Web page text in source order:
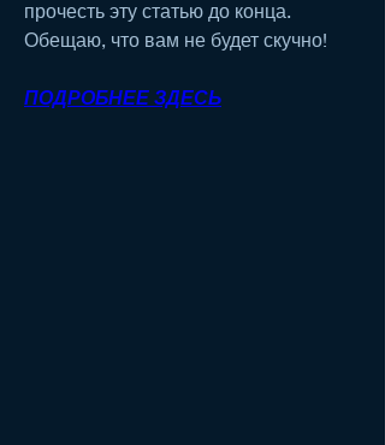
прочесть эту статью до конца.
Обещаю, что вам не будет скучно!
ПОДРОБНЕЕ ЗДЕСЬ